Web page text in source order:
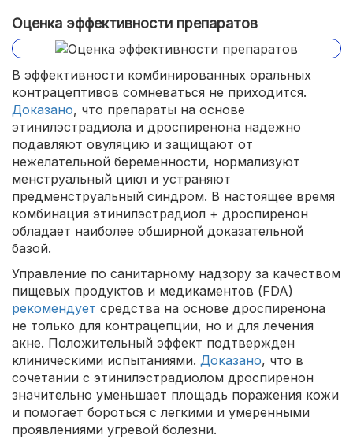
Оценка эффективности препаратов
В эффективности комбинированных оральных
контрацептивов сомневаться не приходится.
Доказано, что препараты на основе
этинилэстрадиола и дроспиренона надежно
подавляют овуляцию и защищают от
нежелательной беременности, нормализуют
менструальный цикл и устраняют
предменструальный синдром. В настоящее время
комбинация этинилэстрадиол + дроспиренон
обладает наиболее обширной доказательной
базой.
Управление по санитарному надзору за качеством
пищевых продуктов и медикаментов (FDA)
рекомендует средства на основе дроспиренона
не только для контрацепции, но и для лечения
акне. Положительный эффект подтвержден
клиническими испытаниями. Доказано, что в
сочетании с этинилэстрадиолом дроспиренон
значительно уменьшает площадь поражения кожи
и помогает бороться с легкими и умеренными
проявлениями угревой болезни.